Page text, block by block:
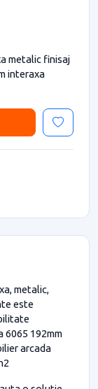
metalic finisaj
interaxa
metalic,
este
6065 192mm
arcada